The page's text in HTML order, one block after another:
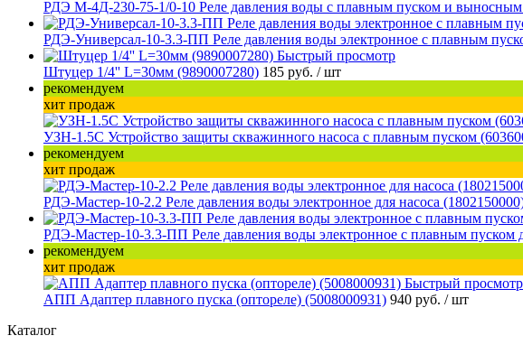
РДЭ М-4Д-230-75-1/0-10 Реле давления воды с плавным пуском и выносным
РДЭ-Универсал-10-3.3-ПП Реле давления воды электронное с плавным
Быстрый просмотр
Штуцер 1/4'' L=30мм (9890007280) 185 руб. / шт
рекомендуем
хит продаж
УЗН-1.5С Устройство защиты скважинного насоса с плавным пуском
рекомендуем
хит продаж
РДЭ-Мастер-10-2.2 Реле давления воды электронное для насоса
РДЭ-Мастер-10-3.3-ПП Реле давления воды электронное с плавным пуском
рекомендуем
хит продаж
Быстрый просмотр
АПП Адаптер плавного пуска (оптореле) (5008000931) 940 руб. / шт
Каталог